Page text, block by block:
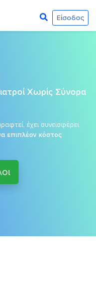
Είσοδος
Χωρίς Σύνορα
έχει συνεισφέρει
επιπλέον κόστος